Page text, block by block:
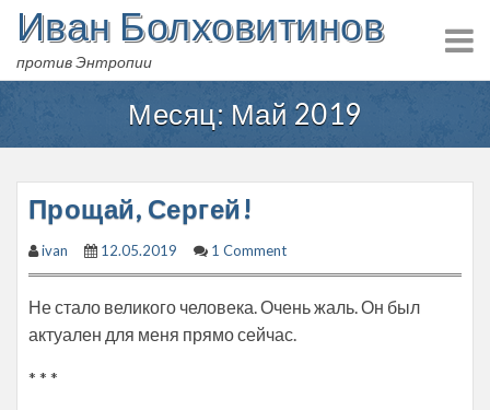
Skip
content
Иван Болховитинов
против Энтропии
Месяц: Май 2019
Прощай, Сергей!
ivan 12.05.2019 1 Comment
Не стало великого человека. Очень жаль. Он был
актуален для меня прямо сейчас.
* * *